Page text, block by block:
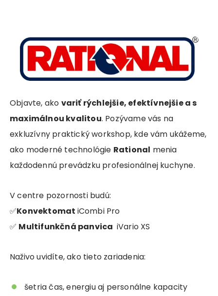
Objavte, ako variť rýchlejšie, efektívnejšie a s
maximálnou kvalitou. Pozývame vás na
exkluzívny praktický workshop, kde vám ukážeme,
ako moderné technológie Rational menia
každodennú prevádzku profesionálnej kuchyne.
V centre pozornosti budú:
✅Konvektomat iCombi Pro
✅ Multifunkčná panvica iVario XS
Naživo uvidíte, ako tieto zariadenia:
šetria čas, energiu aj personálne kapacity